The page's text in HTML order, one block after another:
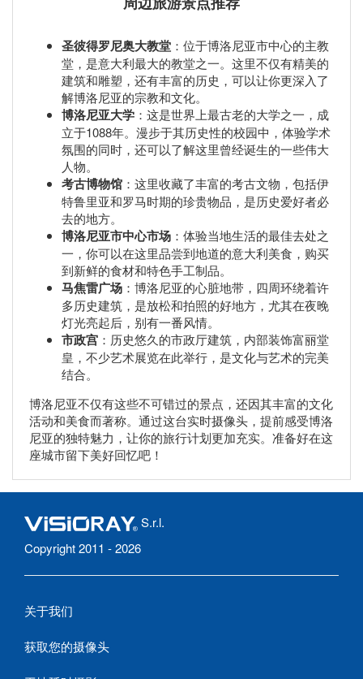
圣彼得罗尼奥大教堂 ：位于博洛尼亚市中心的主教
堂，是意大利最大的教堂之一。这里不仅有精美的
建筑和雕塑，还有丰富的历史，可以让你更深入了
解博洛尼亚的宗教和文化。
博洛尼亚大学 ：这是世界上最古老的大学之一，成
立于1088年。漫步于其历史性的校园中，体验学术
氛围的同时，还可以了解这里曾经诞生的一些伟大
人物。
考古博物馆 ：这里收藏了丰富的考古文物，包括伊
特鲁里亚和罗马时期的珍贵物品，是历史爱好者必
去的地方。
博洛尼亚市中心市场 ：体验当地生活的最佳去处之
一，你可以在这里品尝到地道的意大利美食，购买
到新鲜的食材和特色手工制品。
马焦雷广场 ：博洛尼亚的心脏地带，四周环绕着许
多历史建筑，是放松和拍照的好地方，尤其在夜晚
灯光亮起后，别有一番风情。
市政宫 ：历史悠久的市政厅建筑，内部装饰富丽堂
皇，不少艺术展览在此举行，是文化与艺术的完美
结合。
博洛尼亚不仅有这些不可错过的景点，还因其丰富的文化
活动和美食而著称。通过这台实时摄像头，提前感受博洛
尼亚的独特魅力，让你的旅行计划更加充实。准备好在这
座城市留下美好回忆吧！
S.r.l.
Copyright 2011 - 2026
关于我们
获取您的摄像头